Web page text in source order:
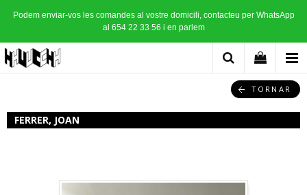
Podem enviar-vos les comandes al vostre domicili, contacteu per WhatsApp
al 654 22 33 56 i en parlem
TORNAR
FERRER, JOAN